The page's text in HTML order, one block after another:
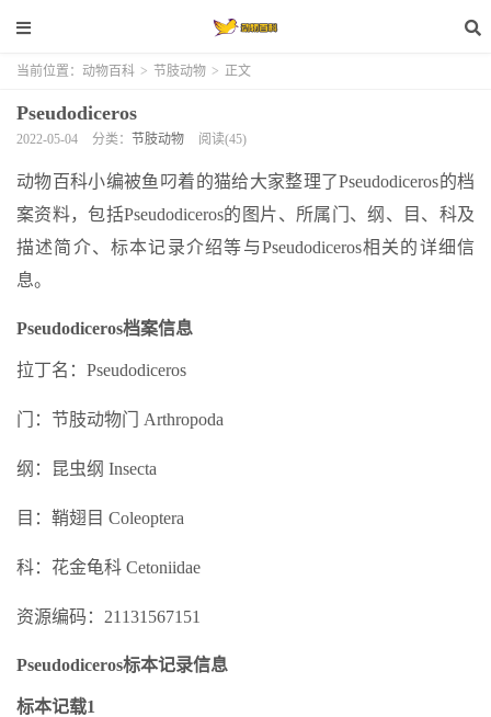
当前位置： 动物百科 > 节肢动物 > 正文
Pseudodiceros
2022-05-04 分类： 节肢动物 阅读(45)
动物百科小编被鱼叼着的猫给大家整理了Pseudodiceros的档
案资料，包括Pseudodiceros的图片、所属门、纲、目、科及
描述简介、标本记录介绍等与Pseudodiceros相关的详细信
息。
Pseudodiceros档案信息
拉丁名：Pseudodiceros
门：节肢动物门 Arthropoda
纲：昆虫纲 Insecta
目：鞘翅目 Coleoptera
科：花金龟科 Cetoniidae
资源编码：21131567151
Pseudodiceros标本记录信息
标本记载1